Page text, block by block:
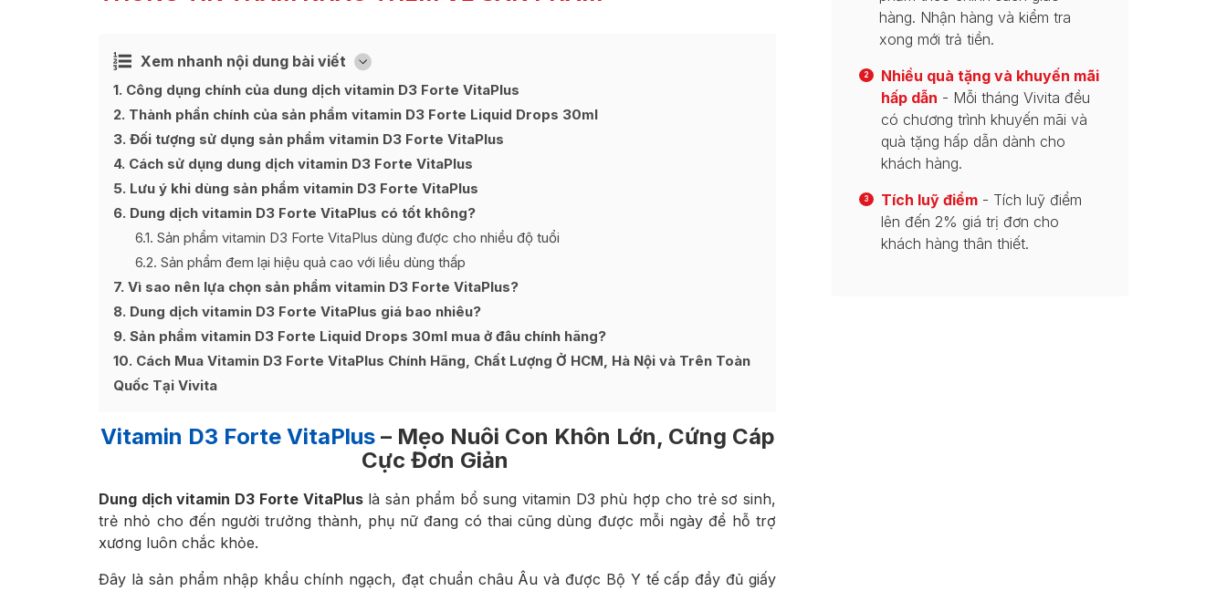
Xem nhanh nội dung bài viết [
Ẩn
1 Công dụng chính của dung dịch vitamin D3 Forte VitaPlus
2 Thành phần chính của sản phẩm vitamin D3 Forte Liquid Drops 30ml
3 Đối tượng sử dụng sản phẩm vitamin D3 Forte VitaPlus
4 Cách sử dụng dung dịch vitamin D3 Forte VitaPlus
5 Lưu ý khi dùng sản phẩm vitamin D3 Forte VitaPlus
6 Dung dịch vitamin D3 Forte VitaPlus có tốt không?
6.1 Sản phẩm vitamin D3 Forte VitaPlus dùng được cho nhiều độ tuổi
6.2 Sản phẩm đem lại hiệu quả cao với liều dùng thấp
7 Vì sao nên lựa chọn sản phẩm vitamin D3 Forte VitaPlus?
8 Dung dịch vitamin D3 Forte VitaPlus giá bao nhiêu?
9 Sản phẩm vitamin D3 Forte Liquid Drops 30ml mua ở đâu chính hãng?
10 Cách Mua Vitamin D3 Forte VitaPlus Chính Hãng, Chất Lượng Ở HCM, Hà Nội và Trên Toàn
Quốc Tại Vivita
Vitamin D3 Forte VitaPlus– Mẹo Nuôi Con Khôn Lớn, Cứng Cáp
Cực Đơn Giản
Dung dịch vitamin D3 Forte VitaPluslà sản phẩm bổ sung vitamin D3 phù hợp cho trẻ sơ sinh,
trẻ nhỏ cho đến người trưởng thành, phụ nữ đang có thai cũng dùng được mỗi ngày để hỗ trợ
xương luôn chắc khỏe.
Đây là sản phẩm nhập khẩu chính ngạch, đạt chuẩn châu Âu và được Bộ Y tế cấp đầy đủ giấy
hàng. Nhận hàng và kiểm tra
xong mới trả tiền.
2
Nhiều quà tặng và khuyến mãi
hấp dẫn - Mỗi tháng Vivita đều
có chương trình khuyến mãi và
quà tặng hấp dẫn dành cho
khách hàng.
3 Tích luỹ điểm - Tích luỹ điểm
lên đến 2% giá trị đơn cho
khách hàng thân thiết.